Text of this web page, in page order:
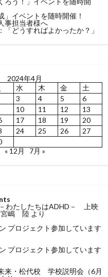
」イベントを随時開催！
事担当者様へ
「どうすればよかったか？」
2024年4月
水 木 金
土
3 4 5
6
10 11 12
13
17 18 19
20
24 25 26
27
« 12月
7月 »
わたしたちはADHD－ 上映
宮嶋 陸 より
プロジェクト参加しています
プロジェクト参加しています
来・松代校 学校説明会（6月